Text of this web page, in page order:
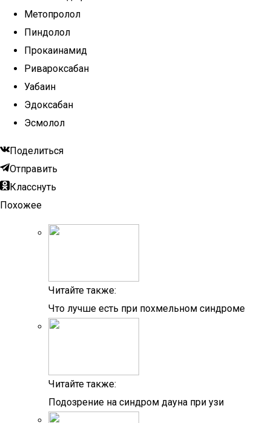
Метопролол
Пиндолол
Прокаинамид
Ривароксабан
Уабаин
Эдоксабан
Эсмолол
Поделиться
Отправить
Класснуть
Похожее
Читайте также:
Что лучше есть при похмельном синдроме
Читайте также:
Подозрение на синдром дауна при узи